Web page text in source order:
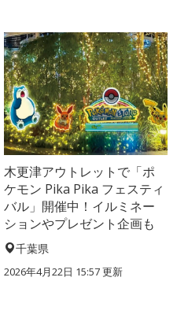
木更津アウトレットで「ポ
ケモン Pika Pika フェスティ
バル」開催中！イルミネー
ションやプレゼント企画も
千葉県
2026年4月22日 15:57 更新